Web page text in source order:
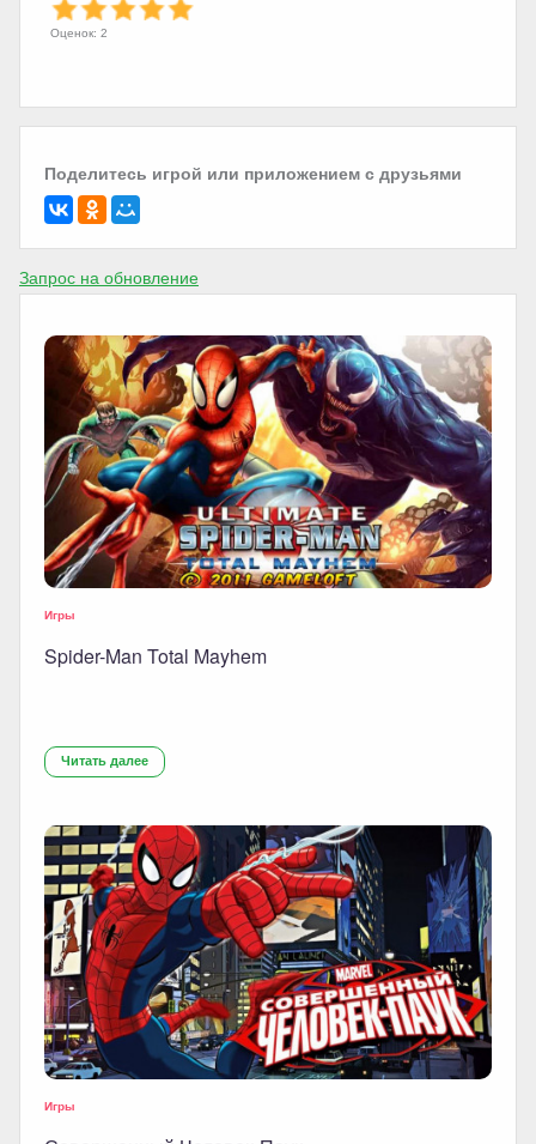
Оценок: 2
Поделитесь игрой или приложением с друзьями
Запрос на обновление
Игры
Spider-Man Total Mayhem
Читать далее
Игры